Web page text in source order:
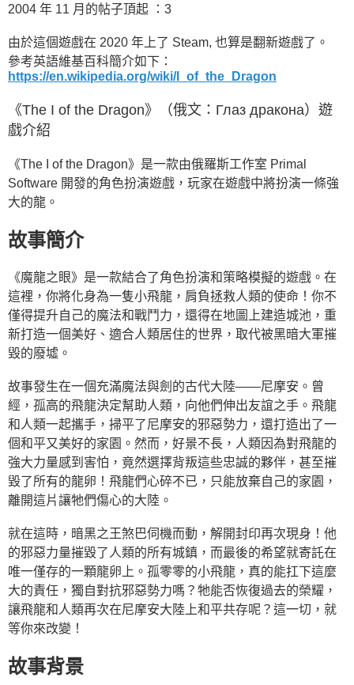
2004 年 11 月的帖子頂起 ：3
由於這個遊戲在 2020 年上了 Steam, 也算是翻新遊戲了。
參考英語維基百科簡介如下：
https://en.wikipedia.org/wiki/I_of_the_Dragon
《The I of the Dragon》（俄文：Глаз дракона）遊
戲介紹
《The I of the Dragon》是一款由俄羅斯工作室 Primal
Software 開發的角色扮演遊戲，玩家在遊戲中將扮演一條強
大的龍。
故事簡介
《魔龍之眼》是一款結合了角色扮演和策略模擬的遊戲。在
這裡，你將化身為一隻小飛龍，肩負拯救人類的使命！你不
僅得提升自己的魔法和戰鬥力，還得在地圖上建造城池，重
新打造一個美好、適合人類居住的世界，取代被黑暗大軍摧
毀的廢墟。
故事發生在一個充滿魔法與劍的古代大陸——尼摩安。曾
經，孤高的飛龍決定幫助人類，向他們伸出友誼之手。飛龍
和人類一起攜手，掃平了尼摩安的邪惡勢力，還打造出了一
個和平又美好的家園。然而，好景不長，人類因為對飛龍的
強大力量感到害怕，竟然選擇背叛這些忠誠的夥伴，甚至摧
毀了所有的龍卵！飛龍們心碎不已，只能放棄自己的家園，
離開這片讓牠們傷心的大陸。
就在這時，暗黑之王煞巴伺機而動，解開封印再次現身！他
的邪惡力量摧毀了人類的所有城鎮，而最後的希望就寄託在
唯一僅存的一顆龍卵上。孤零零的小飛龍，真的能扛下這麼
大的責任，獨自對抗邪惡勢力嗎？牠能否恢復過去的榮耀，
讓飛龍和人類再次在尼摩安大陸上和平共存呢？這一切，就
等你來改變！
故事背景